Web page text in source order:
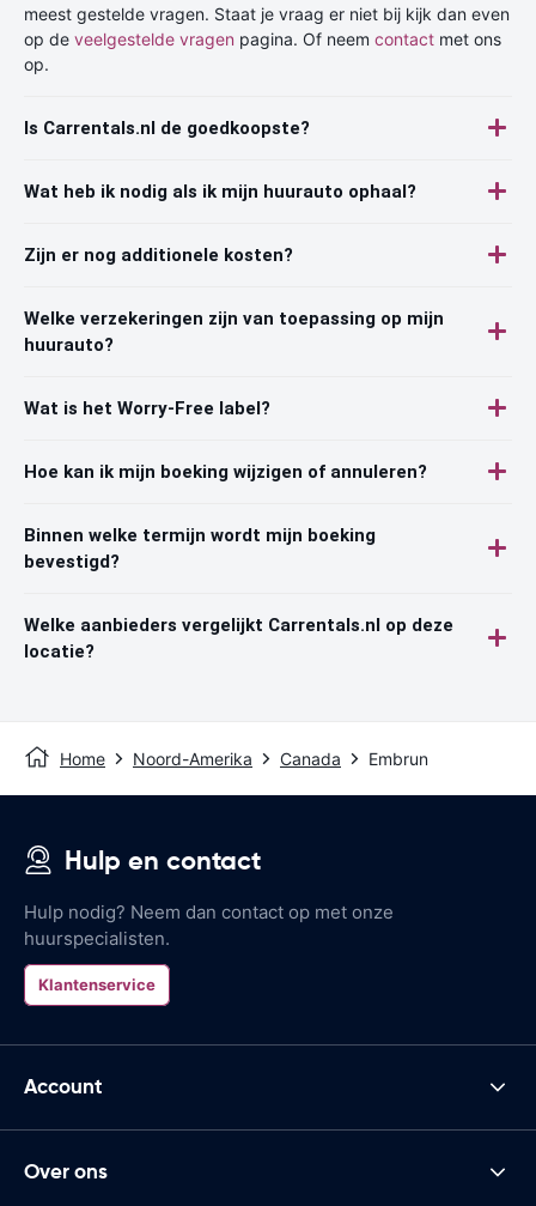
meest gestelde vragen. Staat je vraag er niet bij kijk dan even
op de veelgestelde vragen pagina. Of neem contact met ons
op.
Is Carrentals.nl de goedkoopste?
Wat heb ik nodig als ik mijn huurauto ophaal?
Zijn er nog additionele kosten?
Welke verzekeringen zijn van toepassing op mijn
huurauto?
Wat is het Worry-Free label?
Hoe kan ik mijn boeking wijzigen of annuleren?
Binnen welke termijn wordt mijn boeking
bevestigd?
Welke aanbieders vergelijkt Carrentals.nl op deze
locatie?
Home Noord-Amerika Canada Embrun
Hulp en contact
Hulp nodig? Neem dan contact op met onze
huurspecialisten.
Klantenservice
Account
Over ons